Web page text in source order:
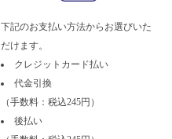
下記のお支払い方法からお選びいた
だけます。
クレジットカード払い
代金引換
（手数料：税込245円）
後払い